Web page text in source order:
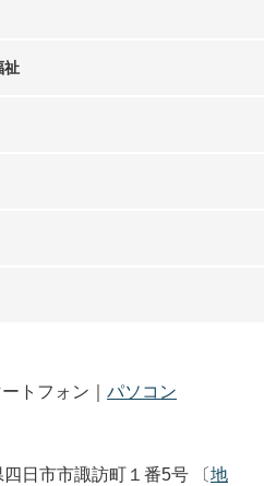
祉
トフォン｜ パソコン
日市市諏訪町１番5号 〔地